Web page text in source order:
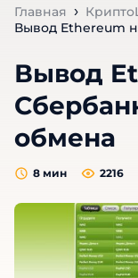
Главная
Вывод Ethereum
Вывод
обмена
8 мин 2216